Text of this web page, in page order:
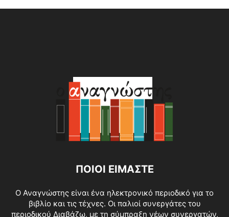
ΠΟΙΟΙ ΕΙΜΑΣΤΕ
O Αναγνώστης είναι ένα ηλεκτρονικό περιοδικό για το
βιβλίο και τις τέχνες. Οι παλιοί συνεργάτες του
περιοδικού Διαβάζω, με τη σύμπραξη νέων συνεργατών,